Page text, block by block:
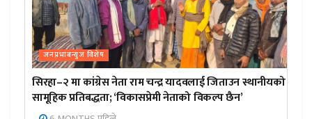
जनप्रभाबन्युज विशेष
सिरहा–२ मा कांग्रेस नेता राम चन्द्र यादवलाई जिताउन स्थानीयको
सामूहिक प्रतिबद्धता; ‘विकासप्रेमी नेताको विकल्प छैन’